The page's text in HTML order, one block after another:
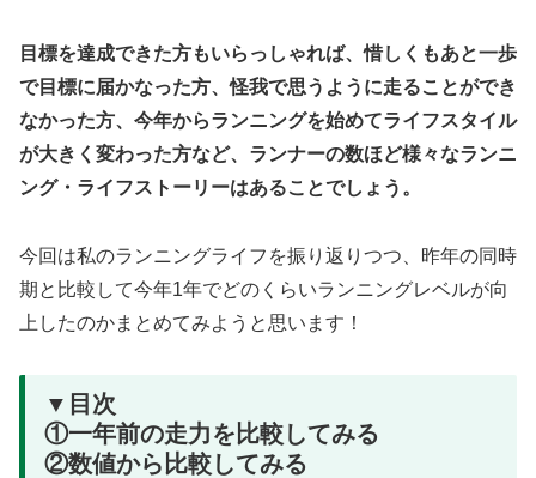
目標を達成できた方もいらっしゃれば、惜しくもあと一歩
で目標に届かなった方、怪我で思うように走ることができ
なかった方、今年からランニングを始めてライフスタイル
が大きく変わった方など、ランナーの数ほど様々なランニ
ング・ライフストーリーはあることでしょう。
今回は私のランニングライフを振り返りつつ、昨年の同時
期と比較して今年1年でどのくらいランニングレベルが向
上したのかまとめてみようと思います！
▼目次
①一年前の走力を比較してみる
②数値から比較してみる